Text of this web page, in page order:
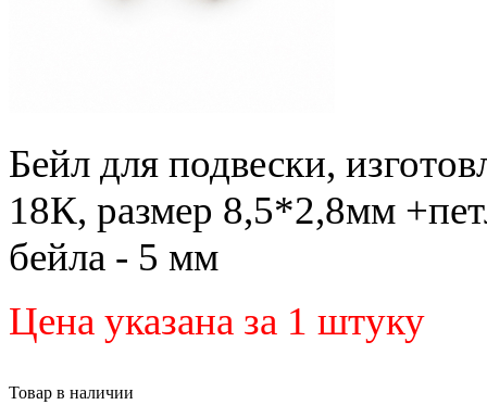
Бейл для подвески,
18К, размер 8,5*2,8мм
бейла - 5 мм
Цена указана за 1 штуку
Товар в наличии